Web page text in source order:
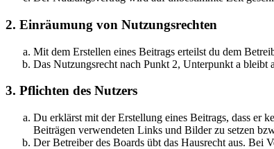
2. Einräumung von Nutzungsrechten
Mit dem Erstellen eines Beitrags erteilst du dem
Das Nutzungsrecht nach Punkt 2, Unterpunkt a bleibt
3. Pflichten des Nutzers
Du erklärst mit der Erstellung eines Beitrags, dass er
Beiträgen verwendeten Links und Bilder zu setzen
Der Betreiber des Boards übt das Hausrecht aus. Bei